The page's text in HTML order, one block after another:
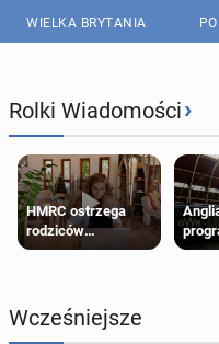
WIELKA BRYTANIA
Rolki Wiadomości›
HMRC ostrzega
rodziców
pobierających Child
zwrotu zasiłku
Wcześniejsze